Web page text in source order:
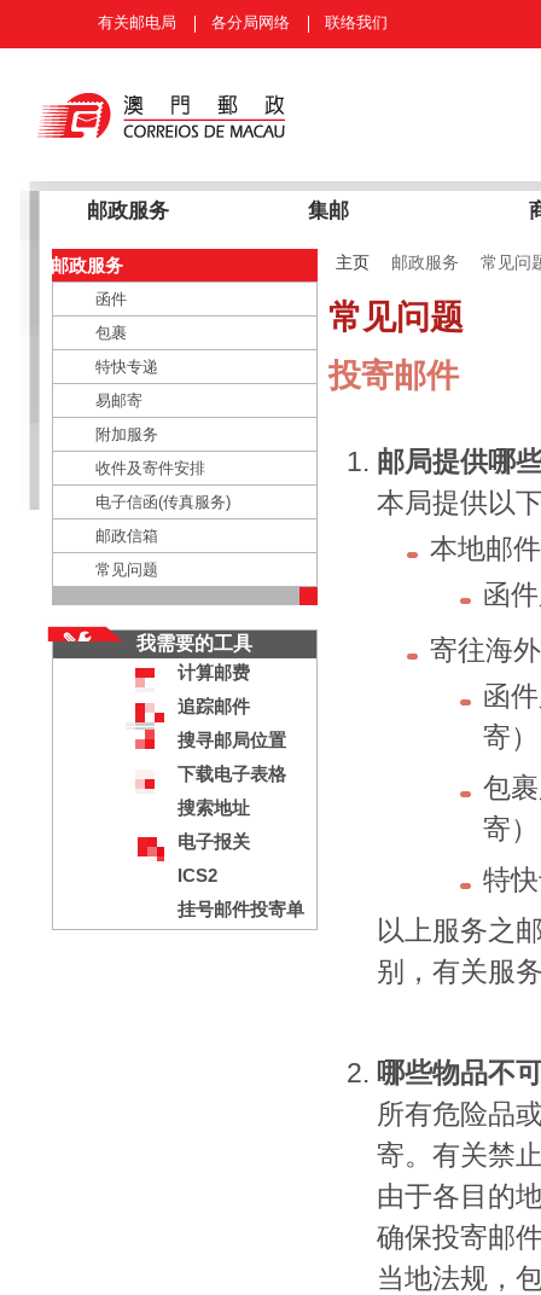
有关邮电局 各分局网络 联络我们
邮政服务 集邮
邮政服务
函件
包裹
特快专递
易邮寄
附加服务
收件及寄件安排
电子信函(传真服务)
邮政信箱
常见问题
我需要的工具
计算邮费
追踪邮件
搜寻邮局位置
下载电子表格
搜索地址
电子报关
ICS2
挂号邮件投寄单
主页 邮政服务 常见问
常见问题
投寄邮件
邮局提供哪
本局提供以
本地邮
函
寄往海
函
寄）
包
寄）
特
以上服务之
别，有关服
哪些物品不
所有危险品
寄。有关禁
由于各目的
确保投寄邮
当地法规，